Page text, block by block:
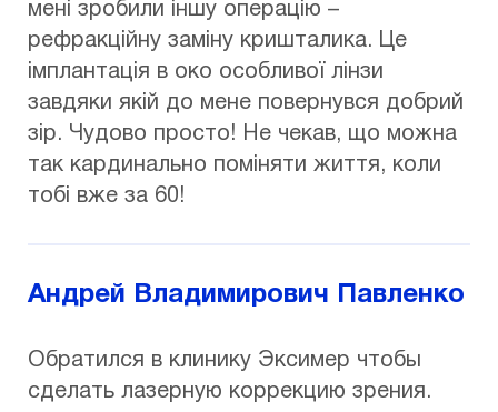
мені зробили іншу операцію –
рефракційну заміну кришталика. Це
імплантація в око особливої лінзи
завдяки якій до мене повернувся добрий
зір. Чудово просто! Не чекав, що можна
так кардинально поміняти життя, коли
тобі вже за 60!
Андрей Владимирович Павленко
Обратился в клинику Эксимер чтобы
сделать лазерную коррекцию зрения.